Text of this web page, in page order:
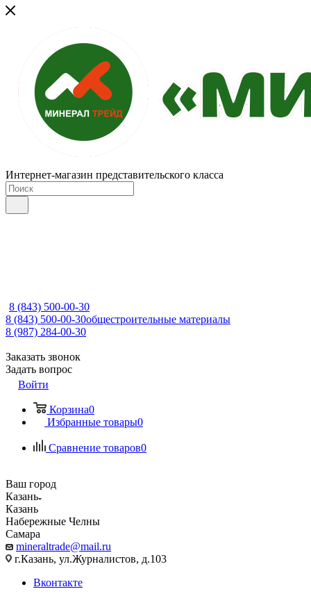
Интернет-магазин представительского класса
8 (843) 500-00-30
8 (843) 500-00-30общестроительные материалы
8 (987) 284-00-30
Заказать звонок
Задать вопрос
Войти
Корзина0
Избранные товары0
Сравнение товаров0
Ваш город
Казань
Казань
Набережные Челны
Самара
mineraltrade@mail.ru
г.Казань, ул.Журналистов, д.103
Вконтакте